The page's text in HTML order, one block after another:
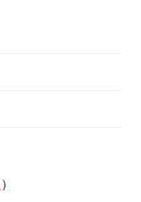
）